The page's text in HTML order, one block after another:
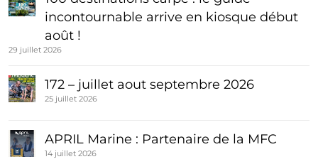
incontournable arrive en kiosque début
août !
29 juillet 2026
172 – juillet aout septembre 2026
25 juillet 2026
APRIL Marine : Partenaire de la MFC
14 juillet 2026